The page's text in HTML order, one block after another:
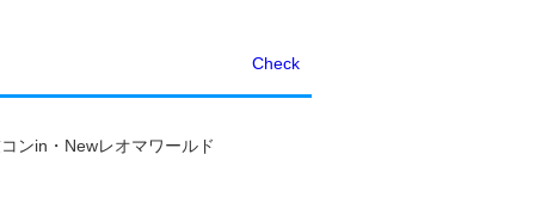
Check
ンin・Newレオマワールド